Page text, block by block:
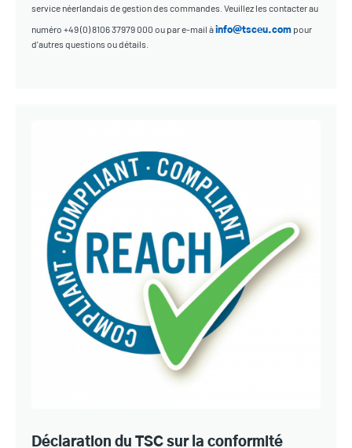
service néerlandais de gestion des commandes. Veuillez les contacter au
numéro +49 (0) 8106 37979 000 ou par e-mail àinfo@tsceu.com pour
d'autres questions ou détails.
Déclaration du TSC sur la conformité